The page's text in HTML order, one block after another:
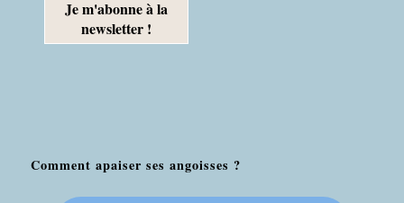
Comment apaiser ses angoisses ?